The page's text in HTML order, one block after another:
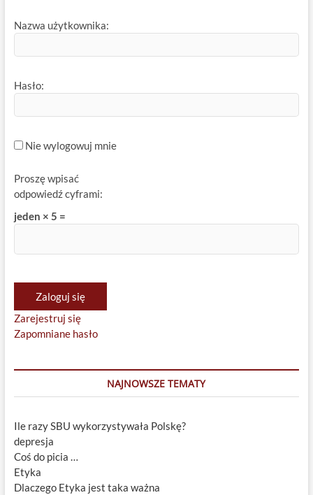
Nazwa użytkownika:
Hasło:
Nie wylogowuj mnie
Proszę wpisać
odpowiedź cyframi:
jeden × 5 =
Zaloguj się
Zarejestruj się
Zapomniane hasło
NAJNOWSZE TEMATY
Ile razy SBU wykorzystywała Polskę?
depresja
Coś do picia …
Etyka
Dlaczego Etyka jest taka ważna